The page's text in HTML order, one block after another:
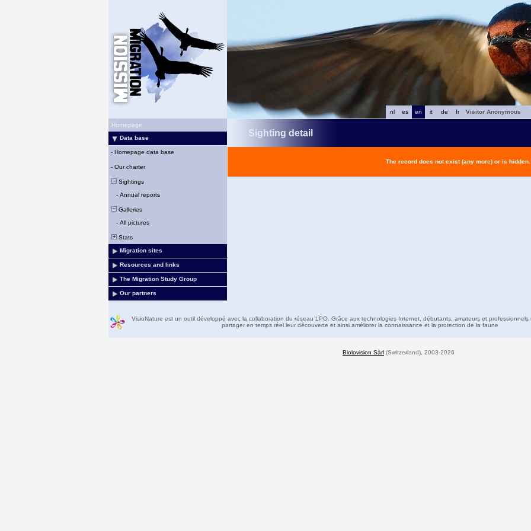
fr
de
it
en
es
nl
Visitor Anonymous
Homepage
Data base
- Homepage data base
- Our charter
Sightings
- Annual reports
Galleries
- All pictures
Stats
Migration sites
Resources and links
The Migration Study Group
Our partners
Sighting detail
The record does not exist (any more) or is hidden.
VisioNature est un outil développé avec la collaboration du réseau LPO. Grâce aux technologies Internet, débutants, amateurs et professionnels
partager en temps réel leur découverte et ainsi améliorer la connaissance et la protection de la faune
Biolovision Sàrl (Switzerland), 2003-2026